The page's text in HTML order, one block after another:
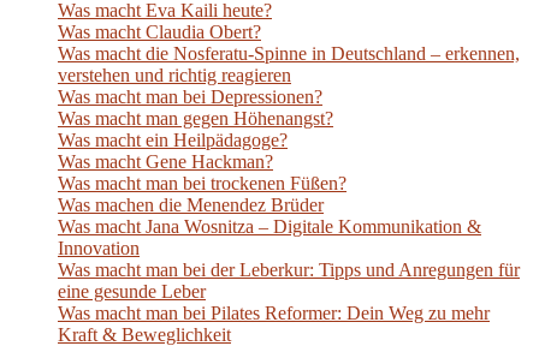
Was macht Eva Kaili heute?
Was macht Claudia Obert?
Was macht die Nosferatu-Spinne in Deutschland – erkennen,
verstehen und richtig reagieren
Was macht man bei Depressionen?
Was macht man gegen Höhenangst?
Was macht ein Heilpädagoge?
Was macht Gene Hackman?
Was macht man bei trockenen Füßen?
Was machen die Menendez Brüder
Was macht Jana Wosnitza – Digitale Kommunikation &
Innovation
Was macht man bei der Leberkur: Tipps und Anregungen für
eine gesunde Leber
Was macht man bei Pilates Reformer: Dein Weg zu mehr
Kraft & Beweglichkeit